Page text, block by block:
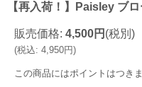
【再入荷！】Paisley ブ
販売価格: 4,500円 (税別)
(税込: 4,950円)
この商品にはポイントはつきま